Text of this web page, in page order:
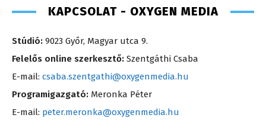
KAPCSOLAT - OXYGEN MEDIA
Stúdió: 9023 Győr, Magyar utca 9.
Felelős online szerkesztő: Szentgáthi Csaba
E-mail: csaba.szentgathi@oxygenmedia.hu
Programigazgató: Meronka Péter
E-mail: peter.meronka@oxygenmedia.hu